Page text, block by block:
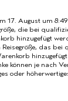
17. August um
die bei
hinzugefügt
das bei
können je nach
oder